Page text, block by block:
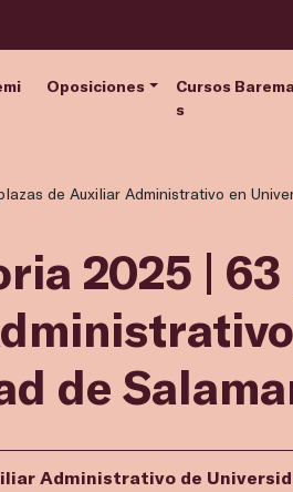
Oposiciones
Cursos
s
de Auxiliar Administrativo en
2025 |
de
Administrativo de